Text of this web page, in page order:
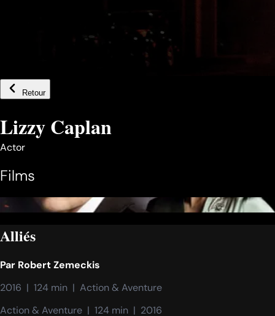
Retour
Lizzy Caplan
Actor
Films
Alliés
Par Robert Zemeckis
2016  |  124 min  |  Action & Aventure
Action & Aventure  |  124 min  |  2016